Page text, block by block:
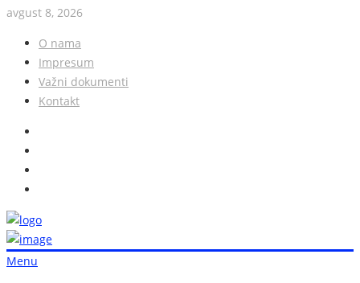
avgust 8, 2026
O nama
Impresum
Važni dokumenti
Kontakt
Menu